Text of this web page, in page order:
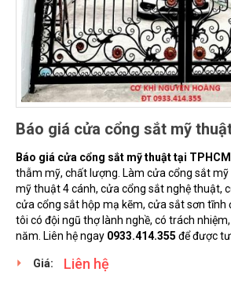
Báo giá cửa cổng sắt mỹ
Báo giá cửa cổng sắt mỹ thuật tại TPHCM
thẫm mỹ, chất lượng. Làm cửa cổng sắt
mỹ thuật 4 cánh, cửa cổng sắt nghệ thuật,
cửa cổng sắt hộp mạ kẽm, cửa sắt sơn tĩnh
tôi có đội ngũ thợ lành nghề, có trách
năm. Liên hệ ngay 0933.414.355 để được
Giá: Liên hệ